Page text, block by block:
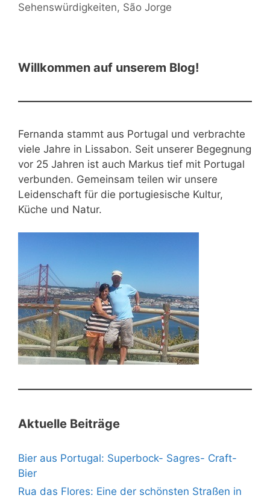
Sehenswürdigkeiten, São Jorge
Willkommen auf unserem Blog!
Fernanda stammt aus Portugal und verbrachte
viele Jahre in Lissabon. Seit unserer Begegnung
vor 25 Jahren ist auch Markus tief mit Portugal
verbunden. Gemeinsam teilen wir unsere
Leidenschaft für die portugiesische Kultur,
Küche und Natur.
Aktuelle Beiträge
Bier aus Portugal: Superbock- Sagres- Craft-
Bier
Rua das Flores: Eine der schönsten Straßen in